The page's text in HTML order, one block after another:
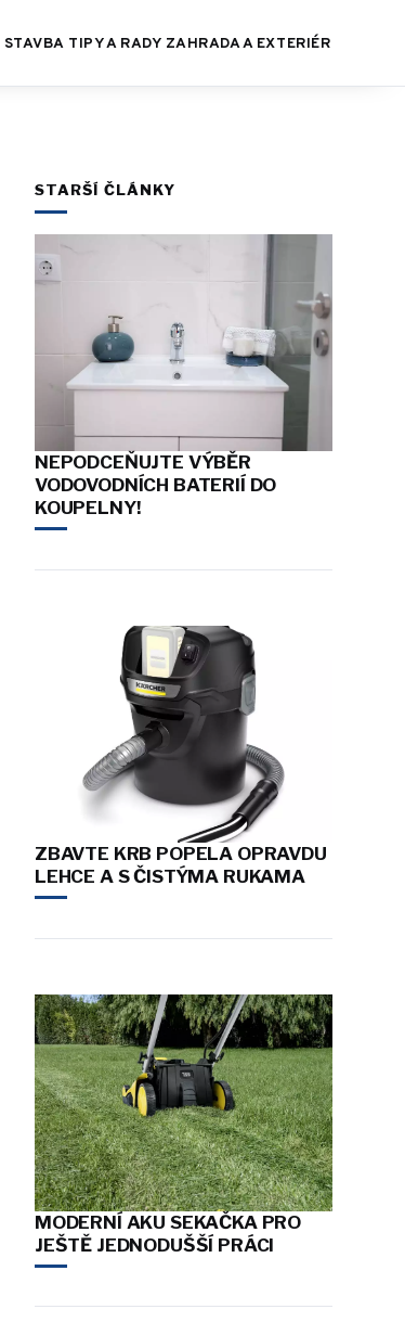
STAVBA TIPY A RADY ZAHRADA A EXTERIÉR
STARŠÍ ČLÁNKY
NEPODCEŇUJTE VÝBĚR
VODOVODNÍCH BATERIÍ DO
KOUPELNY!
ZBAVTE KRB POPELA OPRAVDU
LEHCE A S ČISTÝMA RUKAMA
MODERNÍ AKU SEKAČKA PRO
JEŠTĚ JEDNODUŠŠÍ PRÁCI